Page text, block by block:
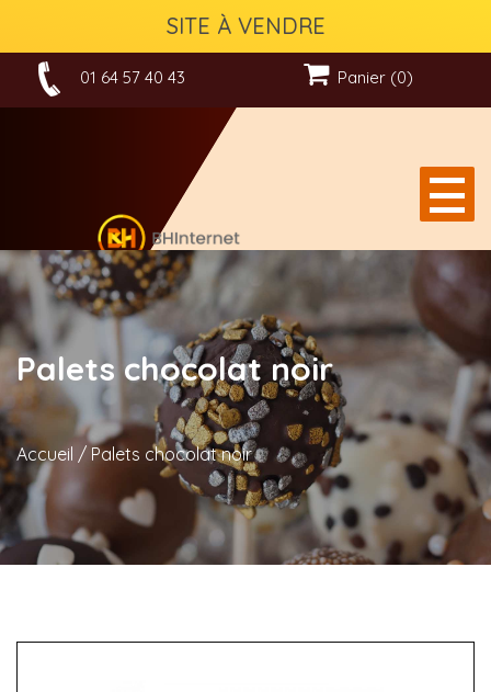
SITE À VENDRE
01 64 57 40 43 Panier (0)
Palets chocolat noir
Accueil / Palets chocolat noir